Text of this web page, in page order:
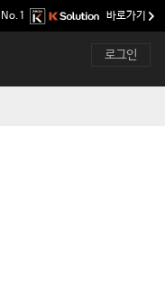
로그인
바로가기